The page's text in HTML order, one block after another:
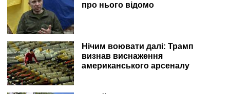
про нього відомо
Нічим воювати далі: Трамп
визнав виснаження
американського арсеналу